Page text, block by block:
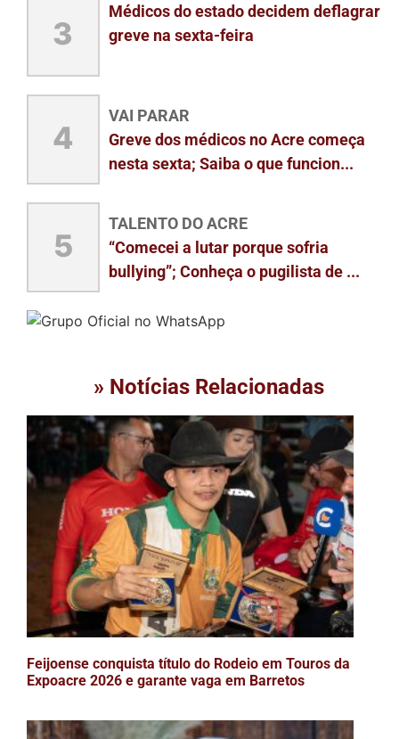
3
Médicos do estado decidem deflagrar
greve na sexta-feira
4
VAI PARAR
Greve dos médicos no Acre começa
nesta sexta; Saiba o que funcion...
5
TALENTO DO ACRE
“Comecei a lutar porque sofria
bullying”; Conheça o pugilista de ...
» Notícias Relacionadas
Feijoense conquista título do Rodeio em Touros da
Expoacre 2026 e garante vaga em Barretos